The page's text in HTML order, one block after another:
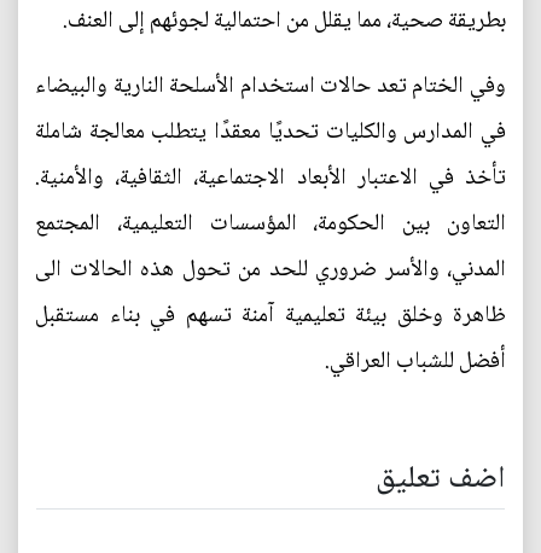
بطريقة صحية، مما يقلل من احتمالية لجوئهم إلى العنف.
وفي الختام تعد حالات استخدام الأسلحة النارية والبيضاء
في المدارس والكليات تحديًا معقدًا يتطلب معالجة شاملة
تأخذ في الاعتبار الأبعاد الاجتماعية، الثقافية، والأمنية.
التعاون بين الحكومة، المؤسسات التعليمية، المجتمع
المدني، والأسر ضروري للحد من تحول هذه الحالات الى
ظاهرة وخلق بيئة تعليمية آمنة تسهم في بناء مستقبل
أفضل للشباب العراقي.
اضف تعليق